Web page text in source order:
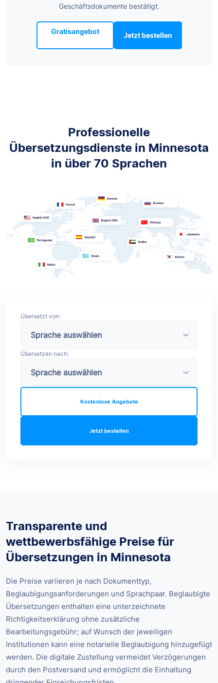
Geschäftsdokumente bestätigt.
Gratisangebot Jetzt bestellen
Professionelle
Übersetzungsdienste in Minnesota
in über 70 Sprachen
Übersetzt von:
Übersetzen nach:
Jetzt bestellen
Kostenlose Angebote
Transparente und
wettbewerbsfähige Preise für
Übersetzungen in Minnesota
Die Preise variieren je nach Dokumenttyp,
Beglaubigungsanforderungen und Sprachpaar. Beglaubigte
Übersetzungen enthalten eine unterzeichnete
Richtigkeitserklärung ohne zusätzliche
Bearbeitungsgebühr; auf Wunsch der jeweiligen
Institutionen kann eine notarielle Beglaubigung hinzugefügt
werden. Die digitale Zustellung vermeidet Verzögerungen
durch den Postversand und ermöglicht die Einhaltung